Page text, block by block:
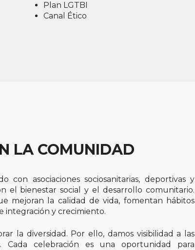
Plan LGTBI
Canal Ético
LA COMUNIDAD
asociaciones sociosanitarias, deportivas y
el bienestar social y el desarrollo comunitario.
mejoran la calidad de vida, fomentan hábitos
integración y crecimiento.
la diversidad. Por ello, damos visibilidad a las
Cada celebración es una oportunidad para